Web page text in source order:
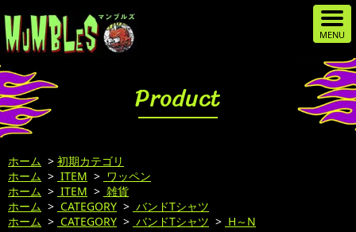
Product
ホーム > 初期カテゴリ
ホーム > ITEM > ワッペン
ホーム > ITEM > 雑貨
ホーム > CATEGORY > バンドTシャツ
ホーム > CATEGORY > バンドTシャツ > H～N